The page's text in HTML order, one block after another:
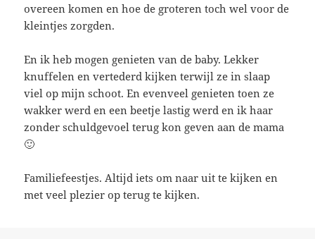
overeen komen en hoe de groteren toch wel voor de
kleintjes zorgden.
En ik heb mogen genieten van de baby. Lekker
knuffelen en vertederd kijken terwijl ze in slaap
viel op mijn schoot. En evenveel genieten toen ze
wakker werd en een beetje lastig werd en ik haar
zonder schuldgevoel terug kon geven aan de mama
🙂
Familiefeestjes. Altijd iets om naar uit te kijken en
met veel plezier op terug te kijken.